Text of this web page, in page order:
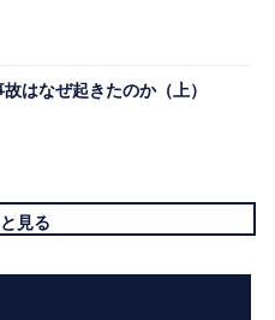
はなぜ起きたのか（上）
見る